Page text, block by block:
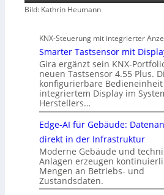
Bild: Kathrin Heumann
KNX-Steuerung mit integrierter
Smarter Tastsensor mit
Gira ergänzt sein KNX-
neuen Tastsensor 4.55 Plus.
konfigurierbare
integriertem Display im
Herstellers…
Edge-AI für Gebäude:
direkt in der Infrastruktur
Moderne Gebäude und
Anlagen erzeugen
Mengen an Betriebs- und
Zustandsdaten.